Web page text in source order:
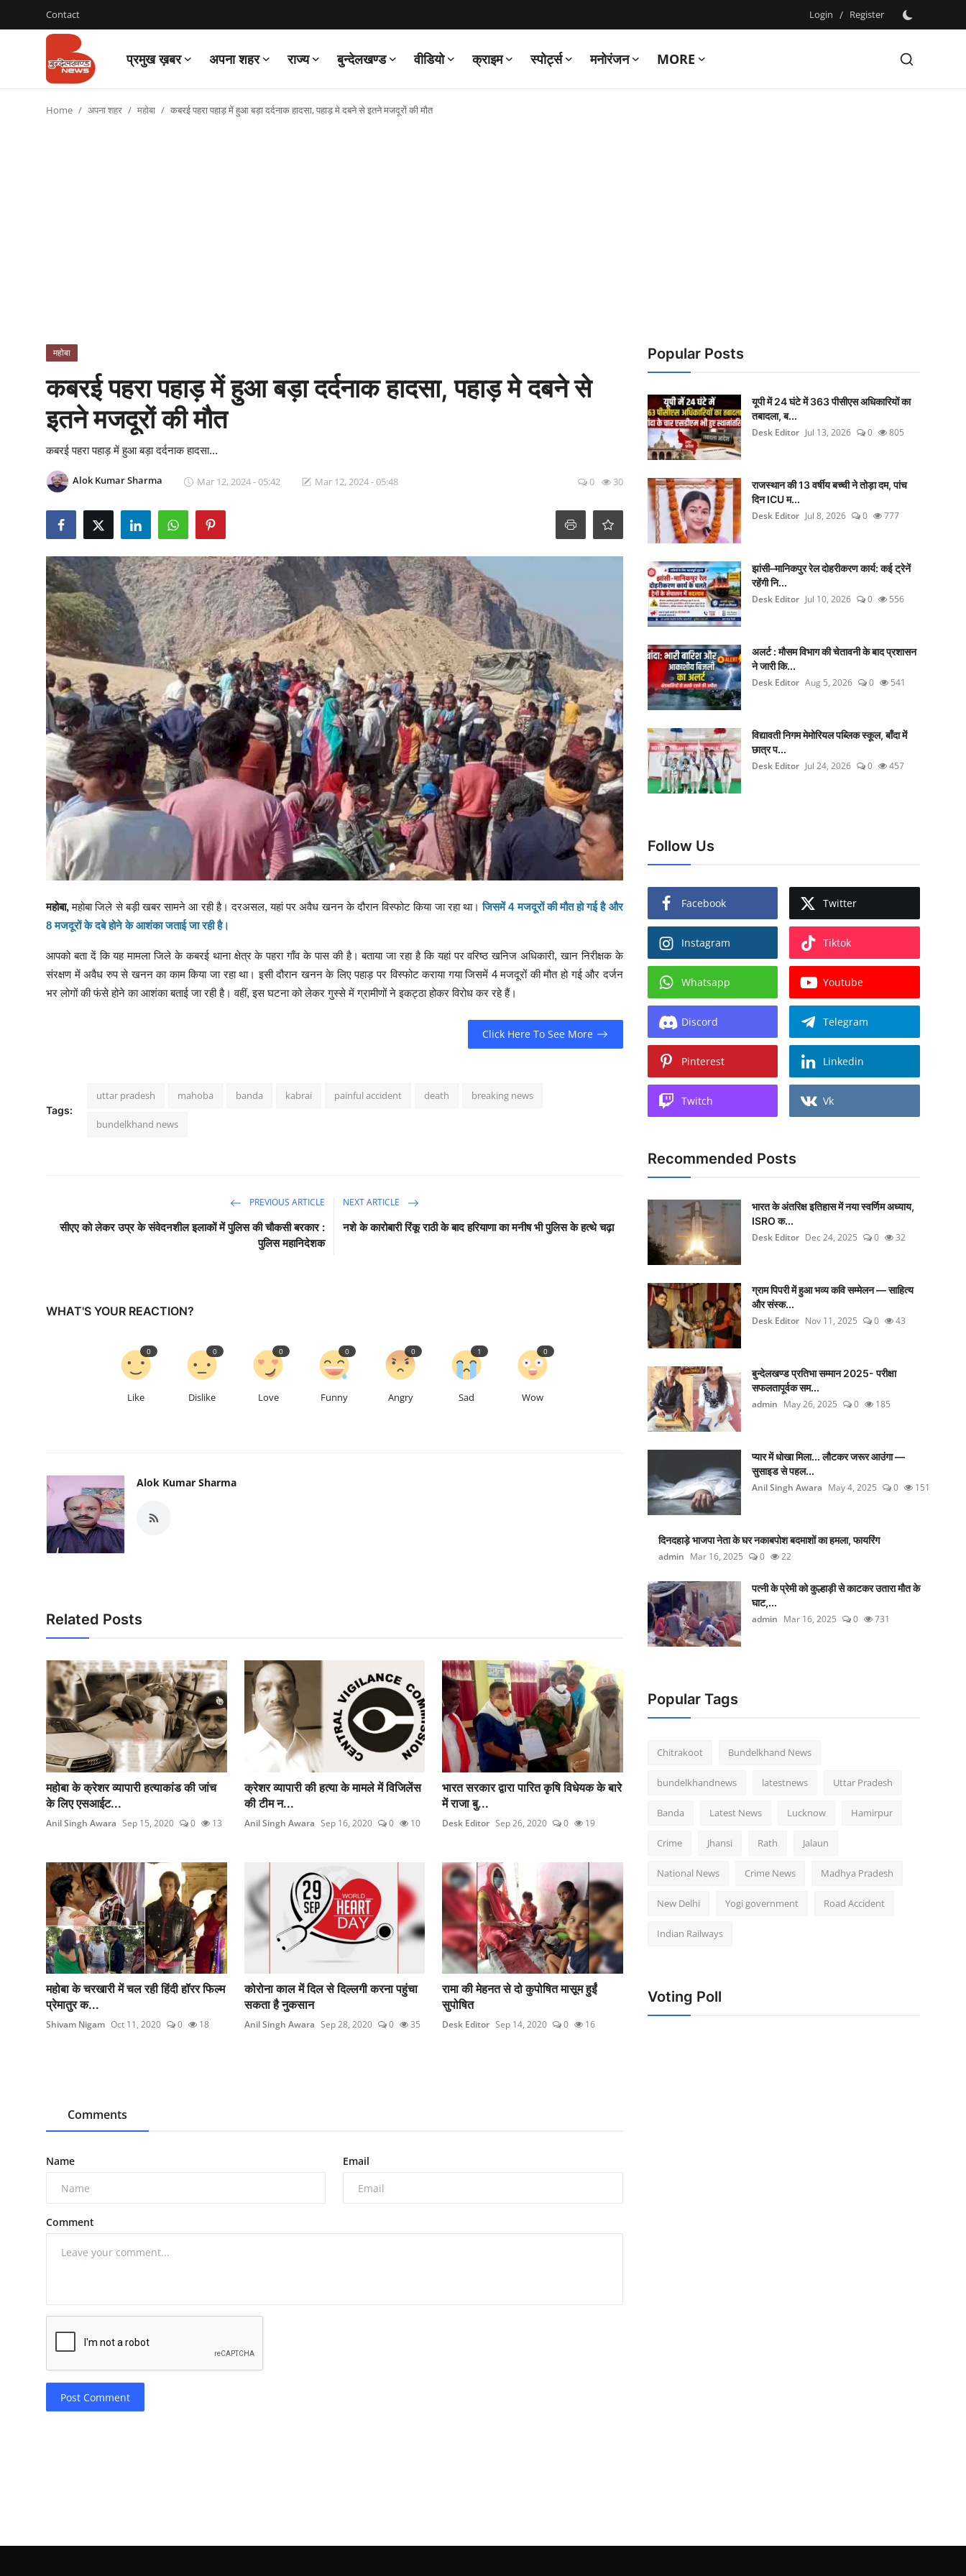
Contact Login / Register
प्रमुख ख़बर अपना शहर राज्य बुन्देलखण्ड वीडियो क्राइम स्पोर्ट्स मनोरंजन MORE
Login
Home अपना शहर महोबा कबरई पहरा पहाड़ में हुआ बड़ा दर्दनाक हादसा, पहाड़ मे दबने से इतने मजदूरों की मौत
महोबा
कबरई पहरा पहाड़ में हुआ बड़ा दर्दनाक हादसा, पहाड़ मे दबने से
इतने मजदूरों की मौत
कबरई पहरा पहाड़ में हुआ बड़ा दर्दनाक हादसा...
Alok Kumar Sharma Mar 12, 2024 - 05:42 Mar 12, 2024 - 05:48 0 30
महोबा,महोबा जिले से बड़ी खबर सामने आ रही है। दरअसल, यहां पर अवैध खनन के दौरान विस्फोट किया जा रहा था।जिसमें 4 मजदूरों की मौत हो गई है और
8 मजदूरों के दबे होने के आशंका जताई जा रही है।
आपको बता दें कि यह मामला जिले के कबरई थाना क्षेत्र के पहरा गाँव के पास की है। बताया जा रहा है कि यहां पर वरिष्ठ खनिज अधिकारी, खान निरीक्षक के
संरक्षण में अवैध रुप से खनन का काम किया जा रहा था। इसी दौरान खनन के लिए पहाड़ पर विस्फोट कराया गया जिसमें 4 मजदूरों की मौत हो गई और दर्जन
भर लोगों की फंसे होने का आशंका बताई जा रही है। वहीं, इस घटना को लेकर गुस्से में ग्रामीणों ने इकट्ठा होकर विरोध कर रहे हैं।
Click Here To See More
Tags:
uttar pradesh mahoba banda kabrai painful accident death breaking news
bundelkhand news
PREVIOUS ARTICLE
सीएए को लेकर उप्र के संवेदनशील इलाकों में पुलिस की चौकसी बरकार :
पुलिस महानिदेशक
NEXT ARTICLE
नशे के कारोबारी रिंकू राठी के बाद हरियाणा का मनीष भी पुलिस के हत्थे चढ़ा
WHAT'S YOUR REACTION?
Like
0
Dislike
0
Love
0
Funny
0
Angry
0
Sad
1
Wow
0
Alok Kumar Sharma
Related Posts
महोबा के क्रेशर व्यापारी हत्याकांड की जांच
के लिए एसआईट...
Anil Singh Awara Sep 15, 2020 0 13
क्रेशर व्यापारी की हत्या के मामले में विजिलेंस
की टीम न...
Anil Singh Awara Sep 16, 2020 0 10
भारत सरकार द्वारा पारित कृषि विधेयक के बारे
में राजा बु...
Desk Editor Sep 26, 2020 0 19
महोबा के चरखारी में चल रही हिंदी हॉरर फिल्म
प्रेमातुर क...
Shivam Nigam Oct 11, 2020 0 18
कोरोना काल में दिल से दिल्लगी करना पहुंचा
सकता है नुकसान
Anil Singh Awara Sep 28, 2020 0 35
रामा की मेहनत से दो कुपोषित मासूम हुईं
सुपोषित
Desk Editor Sep 14, 2020 0 16
Comments
Name Email
Comment
Post Comment
Popular Posts
यूपी में 24 घंटे में 363 पीसीएस अधिकारियों का
तबादला, ब...
Desk Editor Jul 13, 2026 0 805
राजस्थान की 13 वर्षीय बच्ची ने तोड़ा दम, पांच
दिन ICU म...
Desk Editor Jul 8, 2026 0 777
झांसी–मानिकपुर रेल दोहरीकरण कार्य: कई ट्रेनें
रहेंगी नि...
Desk Editor Jul 10, 2026 0 556
अलर्ट : मौसम विभाग की चेतावनी के बाद प्रशासन
ने जारी कि...
Desk Editor Aug 5, 2026 0 541
विद्यावती निगम मेमोरियल पब्लिक स्कूल, बाँदा में
छात्र प...
Desk Editor Jul 24, 2026 0 457
Follow Us
Facebook Twitter
Instagram Tiktok
Whatsapp Youtube
Discord Telegram
Pinterest Linkedin
Twitch Vk
Recommended Posts
भारत के अंतरिक्ष इतिहास में नया स्वर्णिम अध्याय,
ISRO क...
Desk Editor Dec 24, 2025 0 32
ग्राम पिपरी में हुआ भव्य कवि सम्मेलन — साहित्य
और संस्क...
Desk Editor Nov 11, 2025 0 43
बुन्देलखण्ड प्रतिभा सम्मान 2025- परीक्षा
सफलतापूर्वक सम...
admin May 26, 2025 0 185
प्यार में धोखा मिला... लौटकर जरूर आउंगा —
सुसाइड से पहल...
Anil Singh Awara May 4, 2025 0 151
दिनदहाड़े भाजपा नेता के घर नकाबपोश बदमाशों का हमला, फायरिंग
admin Mar 16, 2025 0 22
पत्नी के प्रेमी को कुल्हाड़ी से काटकर उतारा मौत के
घाट,...
admin Mar 16, 2025 0 731
Popular Tags
Chitrakoot Bundelkhand News
bundelkhandnews latestnews Uttar Pradesh
Banda Latest News Lucknow Hamirpur
Crime Jhansi Rath Jalaun
National News Crime News Madhya Pradesh
New Delhi Yogi government Road Accident
Indian Railways
Voting Poll